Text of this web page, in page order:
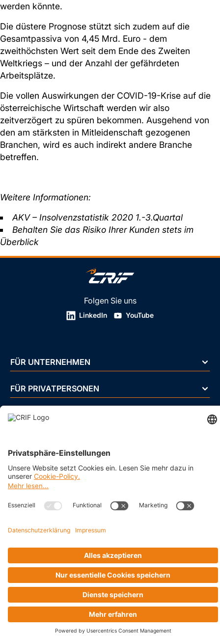
werden könnte.
Die düstere Prognose stützt sich zudem auf die
Gesamtpassiva von 4,45 Mrd. Euro - dem
zweithöchsten Wert seit dem Ende des Zweiten
Weltkriegs – und der Anzahl der gefährdeten
Arbeitsplätze.
Die vollen Auswirkungen der COVID-19-Krise auf die
österreichische Wirtschaft werden wir also
zeitverzögert zu spüren bekommen. Ausgehend von
den am stärksten in Mitleidenschaft gezogenen
Branchen, wird es auch indirekt andere Branche
betreffen.
Weitere Informationen:
AKV – Insolvenzstatistik 2020 1.-3.Quartal
Behalten Sie das Risiko Ihrer Kunden stets im
Überblick
Folgen Sie uns
LinkedIn YouTube
FÜR UNTERNEHMEN
FÜR PRIVATPERSONEN
ÜBER UNS
Impressum
Datenschutz
Business Ethics Policy
© 2026 CRIF GmbH AT | Copyright
Rothschildplatz 3/Top 3.06.B, A-1020 Wien, Österreich
Company with Management System Certified by DNV - ISO
9001, ISO 45001, ISO/IEC 27001, ISO 14001